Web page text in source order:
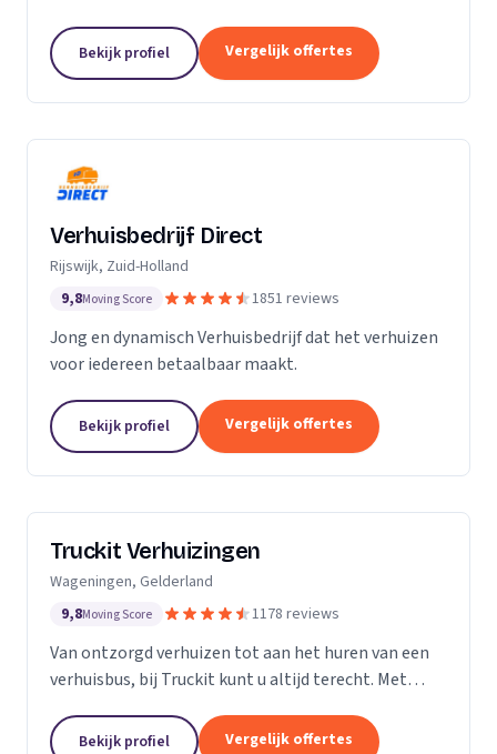
opslag van inboedel, de- en montageservice,...
Bekijk profiel Vergelijk offertes
Verhuisbedrijf Direct
Rijswijk, Zuid-Holland
9,8Moving Score 1851 reviews
Jong en dynamisch Verhuisbedrijf dat het verhuizen
voor iedereen betaalbaar maakt.
Bekijk profiel Vergelijk offertes
Truckit Verhuizingen
Wageningen, Gelderland
9,8Moving Score 1178 reviews
Van ontzorgd verhuizen tot aan het huren van een
verhuisbus, bij Truckit kunt u altijd terecht. Met
klanten geholpen door heel Nederland.
Bekijk profiel Vergelijk offertes